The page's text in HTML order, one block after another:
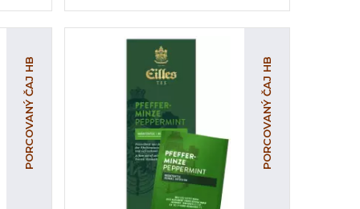
PORCOVANÝ ČAJ HB PORCOVANÝ ČAJ HB